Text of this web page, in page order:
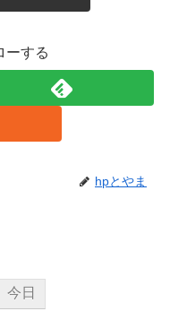
ーする
hpとやま
今日